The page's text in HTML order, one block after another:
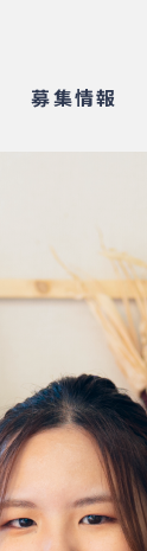
募集情報